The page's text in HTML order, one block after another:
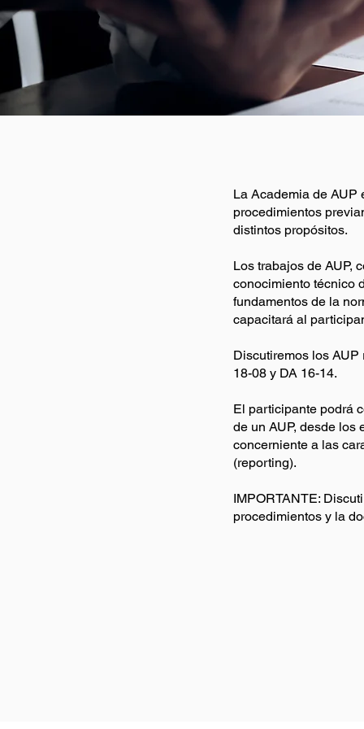
La Academia de AUP
procedimientos
distintos propósitos.
Los trabajos de AUP,
conocimiento técnico
fundamentos de la
capacitará al
Discutiremos los
18-08 y DA 16-14.
El participante podrá
de un AUP, desde los
concerniente a las
(reporting).
IMPORTANTE:
procedimientos y la